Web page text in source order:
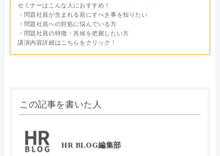
セミナーはこんな人におすすめ！
・問題社員が生まれる前にすべき事を知りたい
・問題社員への対処に悩んでいる方
・問題社員の特徴・兆候を把握したい方
講演内容詳細はこちらをクリック！
この記事を書いた人
HR BLOG編集部